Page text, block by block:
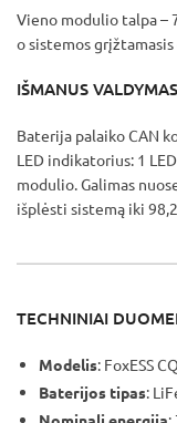
Vieno modulio talpa –
o sistemos
IŠMANUS
Baterija palaiko CAN
LED indikatorius: 1
modulio. Galimas
išplėsti sistemą iki
TECHNINIAI
Modelis: FoxESS
Baterijos tipas: